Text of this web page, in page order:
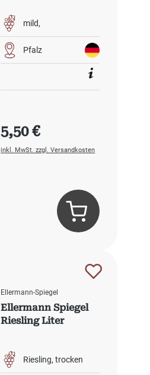
mild
Pfalz
Regulärer Preis:
5,50 €
inkl. MwSt. zzgl. Versandkosten
Ellermann-Spiegel
Ellermann Spiegel
Riesling Liter
Riesling trocken